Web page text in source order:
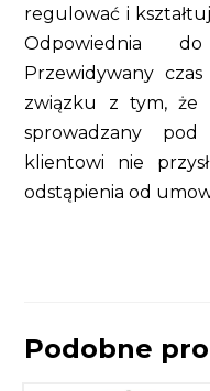
regulować i
Odpowiednia
Przewidywany
związku z tym, że
sprowadzany pod
klientowi nie
odstąpienia od
Podobne